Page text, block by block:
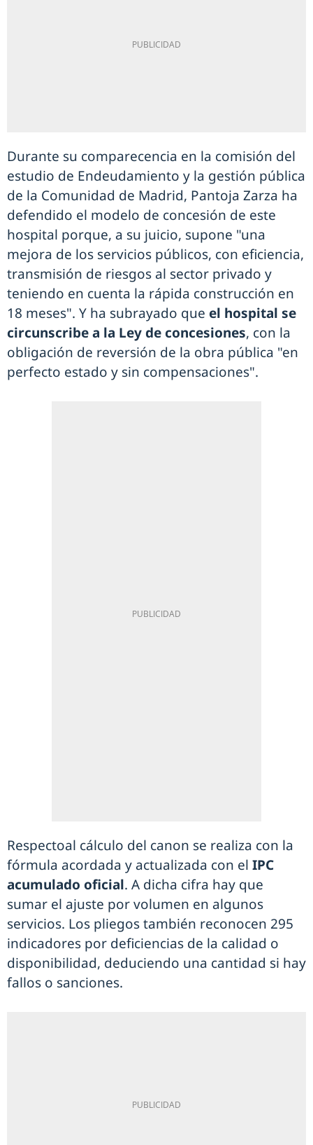
Durante su comparecencia en la comisión del
estudio de Endeudamiento y la gestión pública
de la Comunidad de Madrid, Pantoja Zarza ha
defendido el modelo de concesión de este
hospital porque, a su juicio, supone "una
mejora de los servicios públicos, con eficiencia,
transmisión de riesgos al sector privado y
teniendo en cuenta la rápida construcción en
18 meses". Y ha subrayado que el hospital se
circunscribe a la Ley de concesiones, con la
obligación de reversión de la obra pública "en
perfecto estado y sin compensaciones".
Respectoal cálculo del canon se realiza con la
fórmula acordada y actualizada con el IPC
acumulado oficial. A dicha cifra hay que
sumar el ajuste por volumen en algunos
servicios. Los pliegos también reconocen 295
indicadores por deficiencias de la calidad o
disponibilidad, deduciendo una cantidad si hay
fallos o sanciones.